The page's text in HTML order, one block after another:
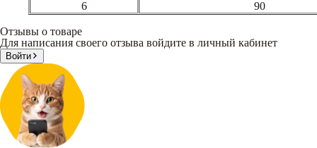
6 90
Отзывы о товаре
Для написания своего отзыва войдите в личный кабинет
Войти